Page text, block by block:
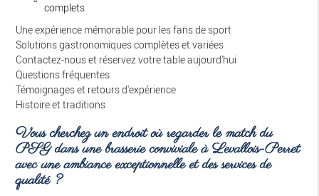
complets
Une expérience mémorable pour les fans de sport
Solutions gastronomiques complètes et variées
Contactez-nous et réservez votre table aujourd'hui
Questions fréquentes
Témoignages et retours d'expérience
Histoire et traditions
Vous cherchez un endroit où regarder le match du
PSG dans une brasserie conviviale à Levallois-Perret
avec une ambiance exceptionnelle et des services de
qualité ?